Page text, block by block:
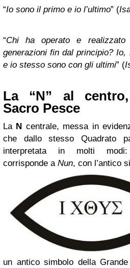
“Io sono il primo e io l’ultimo” (
“Chi ha operato e realizzato
generazioni fin dal principio?
e io stesso sono con gli ultimi” (
La “N” al
Sacro Pesce
LaN centrale, messa in
che dallo stesso Quadrato
interpretata in molti modi:
corrisponde a Nun, con l’antico
un antico simbolo della